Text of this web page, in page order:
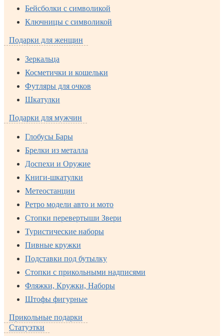
Бейсболки с символикой
Ключницы с символикой
Подарки для женщин
Зеркальца
Косметички и кошельки
Футляры для очков
Шкатулки
Подарки для мужчин
Глобусы Бары
Брелки из металла
Доспехи и Оружие
Книги-шкатулки
Метеостанции
Ретро модели авто и мото
Стопки перевертыши Звери
Туристические наборы
Пивные кружки
Подставки под бутылку
Стопки с прикольными надписями
Фляжки, Кружки, Наборы
Штофы фигурные
Прикольные подарки
Статуэтки